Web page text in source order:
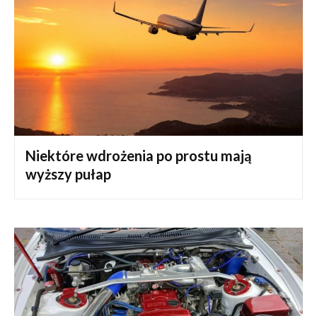
Niektóre wdrożenia po prostu mają
wyższy pułap